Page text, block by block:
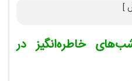
]
خاطره‌انگیز در